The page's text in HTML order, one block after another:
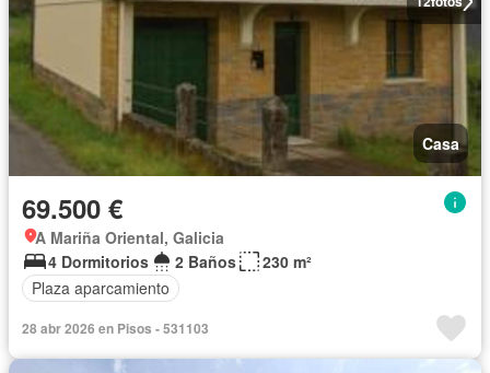
Casa
69.500 €
A Mariña Oriental, Galicia
4 Dormitorios
2 Baños
230 m²
Plaza aparcamiento
28 abr 2026 en Pisos - 531103